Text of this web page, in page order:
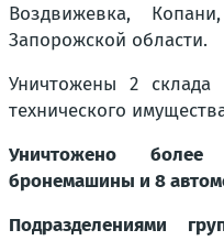
Воздвижевка,
Запорожской области.
Уничтожены 2
технического
Уничтожено
бронемашины и 8
Подразделениями